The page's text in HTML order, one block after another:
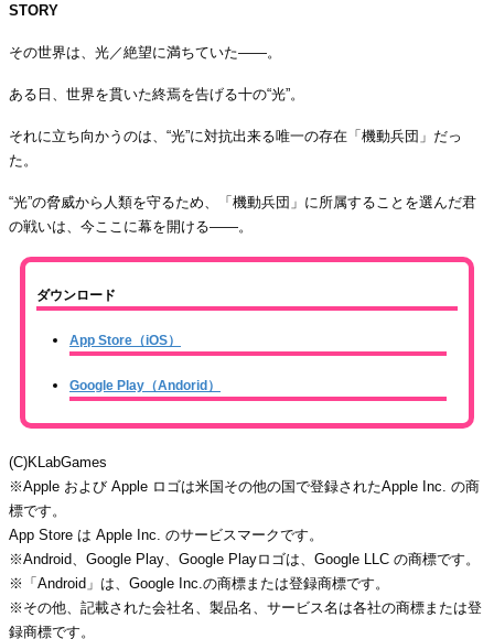
STORY
その世界は、光／絶望に満ちていた――。
ある日、世界を貫いた終焉を告げる十の“光”。
それに立ち向かうのは、“光”に対抗出来る唯一の存在「機動兵団」だっ
た。
“光”の脅威から人類を守るため、「機動兵団」に所属することを選んだ君
の戦いは、今ここに幕を開ける——。
ダウンロード
App Store（iOS）
Google Play（Andorid）
(C)KLabGames
※Apple および Apple ロゴは米国その他の国で登録されたApple Inc. の商
標です。
App Store は Apple Inc. のサービスマークです。
※Android、Google Play、Google Playロゴは、Google LLC の商標です。
※「Android」は、Google Inc.の商標または登録商標です。
※その他、記載された会社名、製品名、サービス名は各社の商標または登
録商標です。